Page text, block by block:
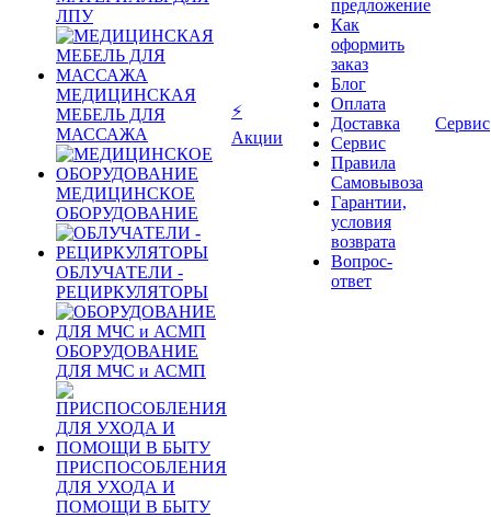
ЛПУ
МЕДИЦИНСКАЯ
МЕБЕЛЬ ДЛЯ
МАССАЖА
МЕДИЦИНСКОЕ
ОБОРУДОВАНИЕ
ОБЛУЧАТЕЛИ -
РЕЦИРКУЛЯТОРЫ
ОБОРУДОВАНИЕ
ДЛЯ МЧС и АСМП
ПРИСПОСОБЛЕНИЯ
ДЛЯ УХОДА И
ПОМОЩИ В БЫТУ
⚡
Акции
предложение
Как
оформить
заказ
Блог
Оплата
Доставка
Сервис
Правила
Самовывоза
Гарантии,
условия
возврата
Вопрос-
ответ
Сервис